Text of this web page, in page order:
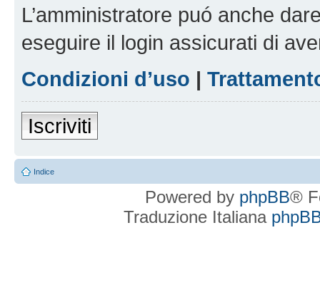
L’amministratore puó anche
eseguire il login assicurati di
Condizioni d’uso |
Iscriviti
Indice
Powered by phpBB®
Traduzione Italiana